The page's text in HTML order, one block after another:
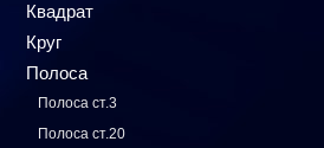
Квадрат
Круг
Полоса
Полоса ст.3
Полоса ст.20